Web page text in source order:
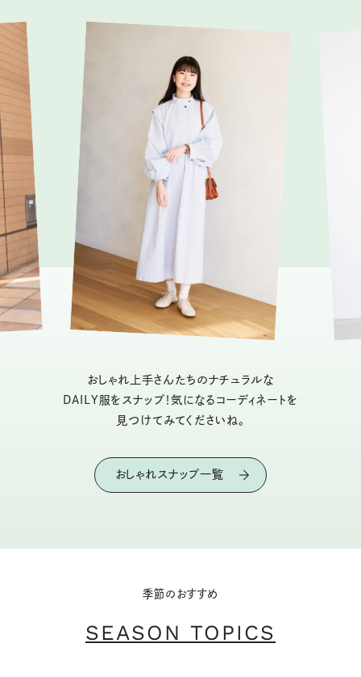
おしゃれ上手さんたちのナチュラルな
DAILY服をスナップ！気になるコーディネートを
見つけてみてくださいね。
おしゃれスナップ一覧
季節のおすすめ
SEASON TOPICS